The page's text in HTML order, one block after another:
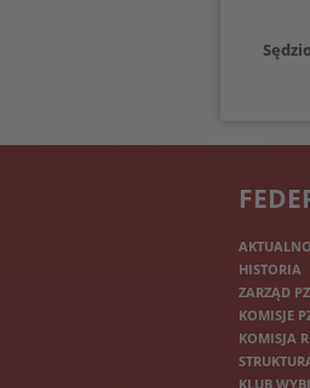
HISTORIA
ZARZĄD
KOMISJE
KOMISJA
KLUB